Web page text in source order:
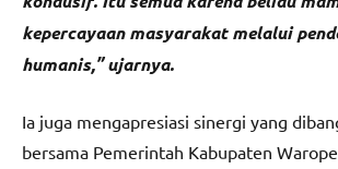
kepercayaan masyarakat melalui
humanis,” ujarnya.
Ia juga mengapresiasi sinergi yang
bersama Pemerintah Kabupaten